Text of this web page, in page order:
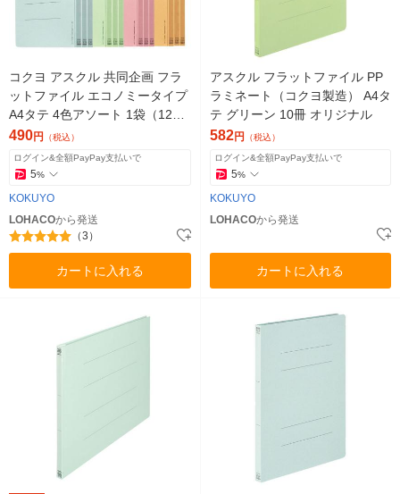
コクヨ アスクル 共同企画 フラ
ットファイル エコノミータイプ
A4タテ 4色アソート 1袋（12冊
入） オリジナル
490円 （税込）
ログイン&全額PayPay支払いで
5%
KOKUYO
LOHACOから発送
（3）
カートに入れる
アスクル フラットファイル PP
ラミネート（コクヨ製造） A4タ
テ グリーン 10冊 オリジナル
582円 （税込）
ログイン&全額PayPay支払いで
5%
KOKUYO
LOHACOから発送
カートに入れる